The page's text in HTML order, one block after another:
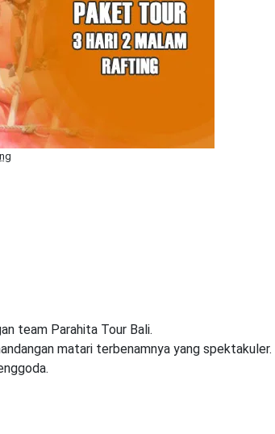
team Parahita Tour Bali.
matari terbenamnya yang spektakuler.